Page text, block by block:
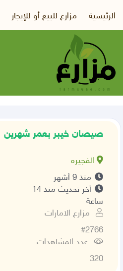
الرئيسية مزارع للبيع أو للإيجار
صيصان خيبر بعمر شهرين
الفجيره
منذ 9 أشهر
أخر تحديث منذ 14
ساعة
مزارع الامارات
#2766
عدد المشاهدات
320